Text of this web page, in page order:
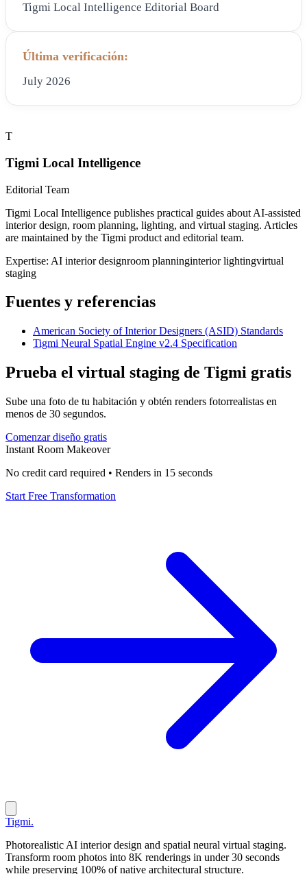
Tigmi Local Intelligence Editorial Board
Última verificación:
July 2026
T
Tigmi Local Intelligence
Editorial Team
Tigmi Local Intelligence publishes practical guides about AI-assisted
interior design, room planning, lighting, and virtual staging. Articles
are maintained by the Tigmi product and editorial team.
Expertise: AI interior designroom planninginterior lightingvirtual
staging
Fuentes y referencias
American Society of Interior Designers (ASID) Standards
Tigmi Neural Spatial Engine v2.4 Specification
Prueba el virtual staging de Tigmi gratis
Sube una foto de tu habitación y obtén renders fotorrealistas en
menos de 30 segundos.
Comenzar diseño gratis
Instant Room Makeover
No credit card required • Renders in 15 seconds
Start Free Transformation
Tigmi.
Photorealistic AI interior design and spatial neural virtual staging.
Transform room photos into 8K renderings in under 30 seconds
while preserving 100% of native architectural structure.